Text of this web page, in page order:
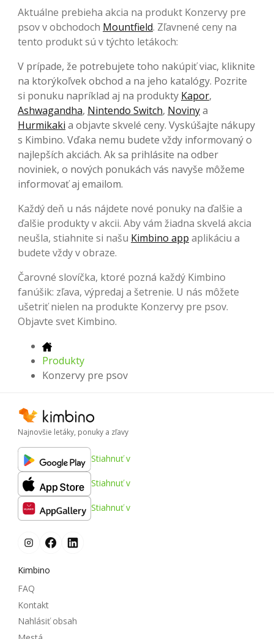
Aktuálne prebieha akcia na produkt Konzervy pre
psov v obchodoch Mountfield. Zľavnené ceny na
tento produkt sú v týchto letákoch:
V prípade, že potrebujete toho nakúpiť viac, kliknite
na ktorýkoľvek obchod a na jeho katalógy. Pozrite
si ponuku napríklad aj na produkty Kapor,
Ashwagandha, Nintendo Switch, Novinya
Hurmikaki a objavte skvelé ceny. Vyskúšajte nákupy
s Kimbino. Vďaka nemu budete vždy informovaný o
najlepších akciách. Ak sa prihlásite na odber
noviniek, o nových ponukách vás navyše môžeme
informovať aj emailom.
Každý deň u nás nájdete nové ponuky na ďalšie a
ďalšie produkty v akcii. Aby vám žiadna skvelá akcia
neušla, stiahnite si našu Kimbino app aplikáciu a
budete vždy v obraze.
Čarovné slovíčka, ktoré pozná každý Kimbino
fanúšik: zľava, výpredaj a šetrenie. U nás môžete
ušetriť nielen na produkte Konzervy pre psov.
Objavte svet Kimbino.
Produkty
Konzervy pre psov
Najnovšie letáky, ponuky a zľavy
Stiahnuť v
Stiahnuť v
Stiahnuť v
Kimbino
FAQ
Kontakt
Nahlásiť obsah